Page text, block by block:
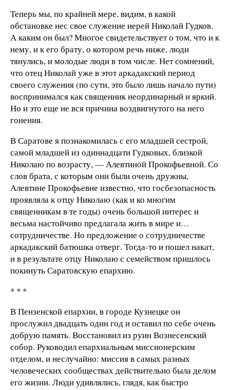
Теперь мы, по крайней мере, видим, в какой
обстановке нес свое служение иерей Николай Гудков.
А каким он был? Многое свидетельствует о том, что и к
нему, и к его брату, о котором речь ниже, люди
тянулись, и молодые люди в том числе. Нет сомнений,
что отец Николай уже в этот аркадакский период
своего служения (по сути, это было лишь начало пути)
воспринимался как священник неординарный и яркий.
Но и это еще не вся причина воздвигнутого на него
гонения.
В Саратове я познакомилась с его младшей сестрой,
самой младшей из одиннадцати Гудковых, близкой
Николаю по возрасту, — Алевтиной Прокофьевной. Со
слов брата, с которым они были очень дружны,
Алевтине Прокофьевне известно, что госбезопасность
проявляла к отцу Николаю (как и ко многим
священникам в те годы) очень большой интерес и
весьма настойчиво предлагала жить в мире и…
сотрудничестве. Но предложение о сотрудничестве
аркадакский батюшка отверг. Тогда-то и пошел накат,
и в результате отцу Николаю с семейством пришлось
покинуть Саратовскую епархию.
* * *
В Пензенской епархии, в городе Кузнецке он
прослужил двадцать один год и оставил по себе очень
добрую память. Восстановил из руин Вознесенский
собор. Руководил епархиальным миссионерским
отделом, и неслучайно: миссия в самых разных
человеческих сообществах действительно была делом
его жизни. Люди удивлялись, глядя, как быстро